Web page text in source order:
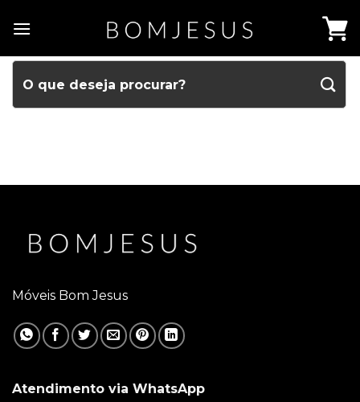
Móveis Bom Jesus
Atendimento via WhatsApp